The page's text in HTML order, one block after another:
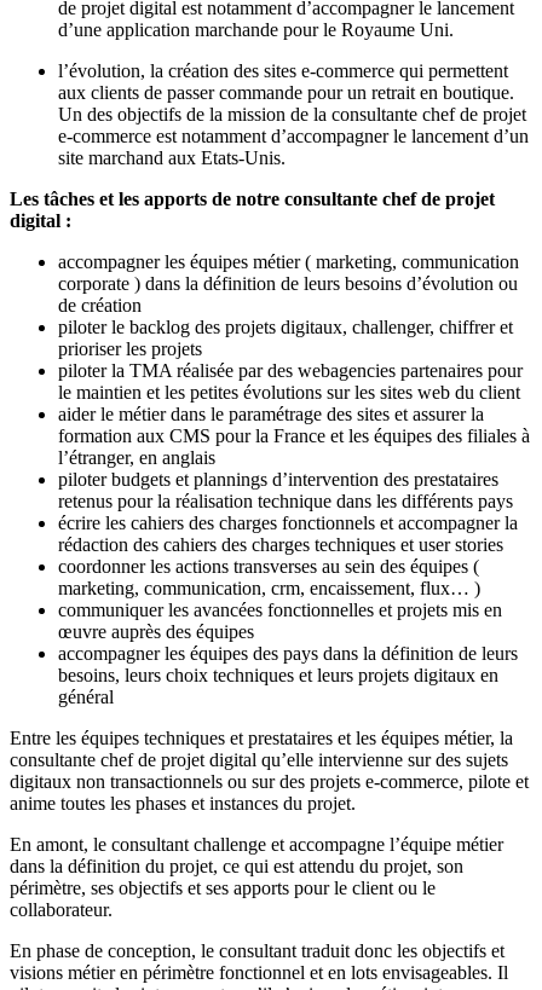
de projet digital est notamment d’accompagner le lancement
d’une application marchande pour le Royaume Uni.
l’évolution, la création des sites e-commerce qui permettent
aux clients de passer commande pour un retrait en boutique.
Un des objectifs de la mission de la consultante chef de projet
e-commerce est notamment d’accompagner le lancement d’un
site marchand aux Etats-Unis.
Les tâches et les apports de notre consultante chef de projet
digital :
accompagner les équipes métier ( marketing, communication
corporate ) dans la définition de leurs besoins d’évolution ou
de création
piloter le backlog des projets digitaux, challenger, chiffrer et
prioriser les projets
piloter la TMA réalisée par des webagencies partenaires pour
le maintien et les petites évolutions sur les sites web du client
aider le métier dans le paramétrage des sites et assurer la
formation aux CMS pour la France et les équipes des filiales à
l’étranger, en anglais
piloter budgets et plannings d’intervention des prestataires
retenus pour la réalisation technique dans les différents pays
écrire les cahiers des charges fonctionnels et accompagner la
rédaction des cahiers des charges techniques et user stories
coordonner les actions transverses au sein des équipes (
marketing, communication, crm, encaissement, flux… )
communiquer les avancées fonctionnelles et projets mis en
œuvre auprès des équipes
accompagner les équipes des pays dans la définition de leurs
besoins, leurs choix techniques et leurs projets digitaux en
général
Entre les équipes techniques et prestataires et les équipes métier, la
consultante chef de projet digital qu’elle intervienne sur des sujets
digitaux non transactionnels ou sur des projets e-commerce, pilote et
anime toutes les phases et instances du projet.
En amont, le consultant challenge et accompagne l’équipe métier
dans la définition du projet, ce qui est attendu du projet, son
périmètre, ses objectifs et ses apports pour le client ou le
collaborateur.
En phase de conception, le consultant traduit donc les objectifs et
visions métier en périmètre fonctionnel et en lots envisageables. Il